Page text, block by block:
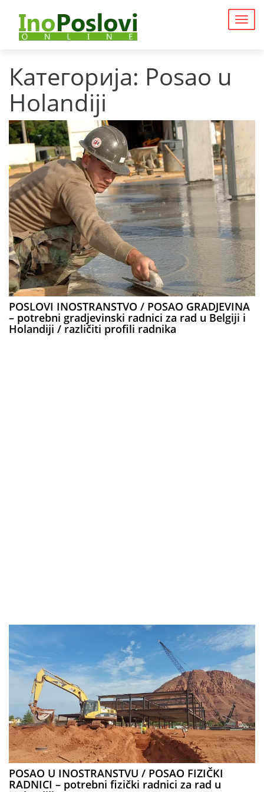
Категорија: Posao u
Holandiji
POSLOVI INOSTRANSTVO / POSAO GRADJEVINA
– potrebni gradjevinski radnici za rad u Belgiji i
Holandiji / različiti profili radnika
POSAO U INOSTRANSTVU / POSAO FIZIČKI
RADNICI – potrebni fizički radnici za rad u